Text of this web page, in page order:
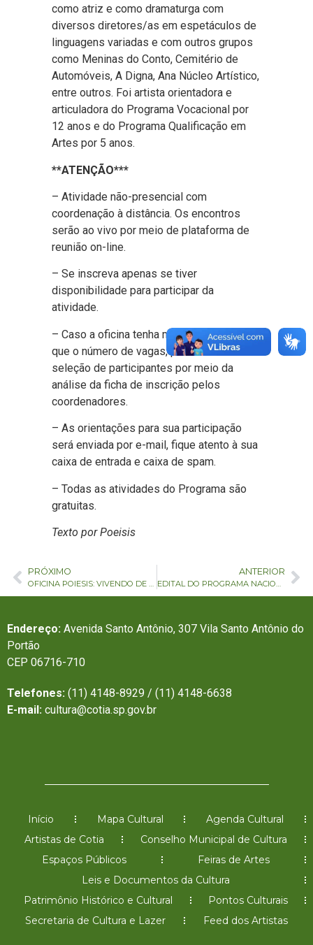
como atriz e como dramaturga com
diversos diretores/as em espetáculos de
linguagens variadas e com outros grupos
como Meninas do Conto, Cemitério de
Automóveis, A Digna, Ana Núcleo Artístico,
entre outros. Foi artista orientadora e
articuladora do Programa Vocacional por
12 anos e do Programa Qualificação em
Artes por 5 anos.
**ATENÇÃO***
– Atividade não-presencial com
coordenação à distância. Os encontros
serão ao vivo por meio de plataforma de
reunião on-line.
– Se inscreva apenas se tiver
disponibilidade para participar da
atividade.
– Caso a oficina tenha mais inscritos do
que o número de vagas, pode haver
seleção de participantes por meio da
análise da ficha de inscrição pelos
coordenadores.
– As orientações para sua participação
será enviada por e-mail, fique atento à sua
caixa de entrada e caixa de spam.
– Todas as atividades do Programa são
gratuitas.
Texto por Poeisis
PRÓXIMO
OFICINA POIESIS: VIVENDO DE AMOR – A SOLIDÃO DA MULHER NEGRA E SUA RELAÇÃO COM AS IMAGENS DE CONTROLE
ANTERIOR
EDITAL DO PROGRAMA NACIONAL DE PATRIMÔNIO IMATERIAL (PNPI) 2023
Endereço: Avenida Santo Antônio, 307 Vila Santo Antônio do
Portão
CEP 06716-710
Telefones: (11) 4148-8929 / (11) 4148-6638
E-mail: cultura@cotia.sp.gov.br
Início Mapa Cultural
Agenda Cultural
Artistas de Cotia
Conselho Municipal de Cultura
Espaços Públicos
Feiras de Artes
Leis e Documentos da Cultura
Patrimônio Histórico e Cultural
Pontos Culturais
Secretaria de Cultura e Lazer
Feed dos Artistas